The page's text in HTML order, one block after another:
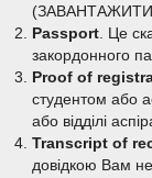
(ЗАВАНТАЖИТИ
Passport. Це
закордонного
Proof of
студентом або
або відділі
Transcript of
довідкою Вам